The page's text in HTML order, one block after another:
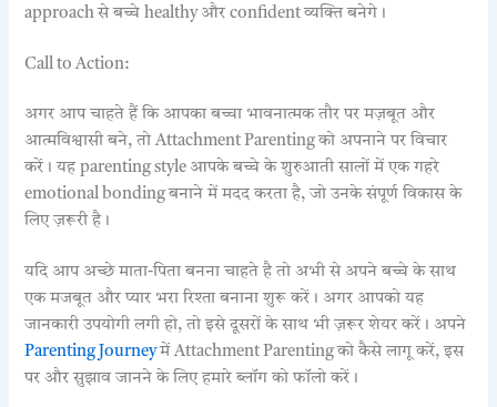
approach से बच्चे healthy और confident व्यक्ति बनेगे।
Call to Action:
अगर आप चाहते हैं कि आपका बच्चा भावनात्मक तौर पर मज़बूत और
आत्मविश्वासी बने, तो Attachment Parenting को अपनाने पर विचार
करें। यह parenting style आपके बच्चे के शुरुआती सालों में एक गहरे
emotional bonding बनाने में मदद करता है, जो उनके संपूर्ण विकास के
लिए ज़रूरी है।
यदि आप अच्छे माता-पिता बनना चाहते है तो अभी से अपने बच्चे के साथ
एक मजबूत और प्यार भरा रिश्ता बनाना शुरू करें। अगर आपको यह
जानकारी उपयोगी लगी हो, तो इसे दूसरों के साथ भी ज़रूर शेयर करें। अपने
Parenting Journeyमें Attachment Parenting को कैसे लागू करें, इस
पर और सुझाव जानने के लिए हमारे ब्लॉग को फॉलो करें।